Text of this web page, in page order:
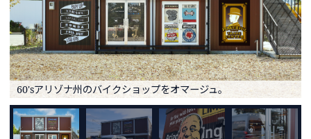
60'sアリゾナ州のバイクショップをオマージュ。